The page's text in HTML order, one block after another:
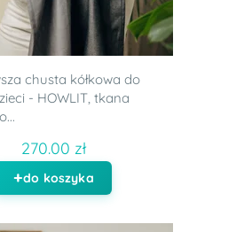
chusta kółkowa do
- HOWLIT, tkana
270.00 zł
do koszyka